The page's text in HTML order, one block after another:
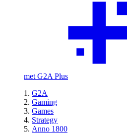
met G2A Plus
G2A
Gaming
Games
Strategy
Anno 1800